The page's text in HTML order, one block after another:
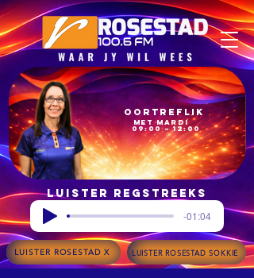
09:00 – 12:00
met Mardi
Oortreflik
Luister regstreeks
-01:04
LUISTER ROSESTAD X LUISTER ROSESTAD SOKKIE